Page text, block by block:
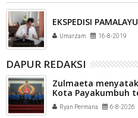
EKSPEDISI
Umarzam 16-8-2019
DAPUR REDAKSI
Zulmaeta
Kota Payakumbuh
Komite Olahraga
Payakumbuh
Ryan Permana 6-8-2026